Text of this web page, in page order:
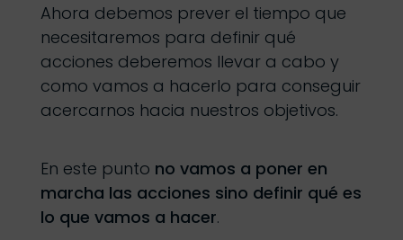
Ahora debemos prever el tiempo que
necesitaremos para definir qué
acciones deberemos llevar a cabo y
como vamos a hacerlo para conseguir
acercarnos hacia nuestros objetivos.
En este punto no vamos a poner en
marcha las acciones sino definir qué es
lo que vamos a hacer.